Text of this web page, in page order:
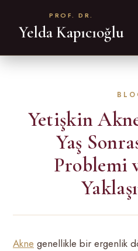
PROF. DR.
Yelda Kapıcıoğlu
Yetişkin
Yaş
Problemi
Akne genellikle bir ergenlik